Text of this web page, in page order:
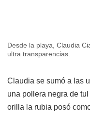
Desde la playa, Claudia
ultra transparencias.
Claudia se sumó a las
una pollera negra de
orilla la rubia posó